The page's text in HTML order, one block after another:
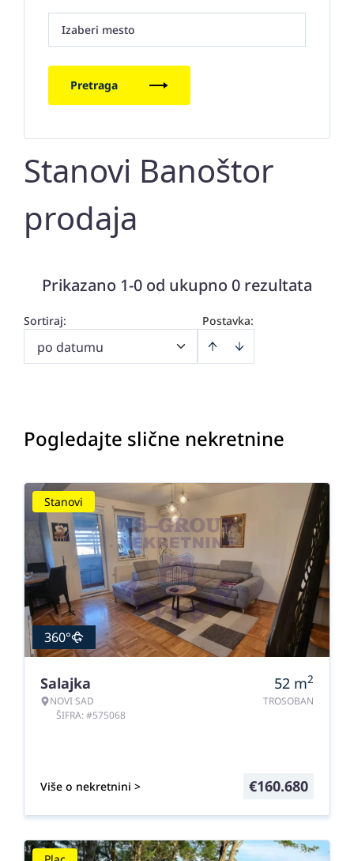
Izaberi mesto
Pretraga
Stanovi Banoštor
prodaja
Prikazano 1-0 od ukupno 0 rezultata
Postavka:
Sortiraj:
po datumu
Pogledajte slične nekretnine
Stanovi
360°
Salajka
NOVI SAD
ŠIFRA: #575068
52 m2
TROSOBAN
Više o nekretnini > €160.680